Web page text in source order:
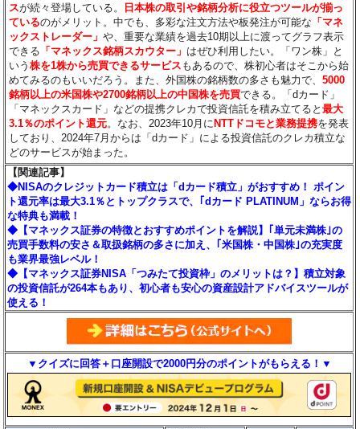
スが続々登場している。
日本株の取引や銘柄分析に役立つツールが揃っ
ているのがメリット。中でも、多彩な注文方法や板発注が可能な 「マネ
ックストレーダー」や、重要な業績を過去10期以上に渡ってグラフ表示
できる 「マネックス銘柄スカウター」 はぜひ利用したい。「ワン株」と
いう株を1株から売買できるサービス もあるので、株初心者はそこから始
めてみるのもいいだろう。また、外国株の銘柄数の多さも魅力で、5000
銘柄以上の米国株や2700銘柄以上の中国株を売買できる。「dカード」
「マネックスカード」などの提携クレカで投資信託を積み立てると最大
3.1％のポイント還元。なお、2023年10月に NTTドコモと業務提携を発表
しており、2024年7月からは「dカード」による投資信託のクレカ積立な
どのサービスが始まった。
【関連記事】
◆NISAのクレジットカード積立は「dカード積立」がおすすめ！ ポイン
ト還元率は最大3.1％とトップクラスで、｢dカード PLATINUM」ならお得
な特典も満載！
◆【マネックス証券の特徴とおすすめポイントを解説】｢単元未満株｣の
売買手数料の安さ＆取扱銘柄の多さに加え、｢米国株・中国株｣の充実度
も業界最強レベル！
◆【マネックス証券NISA「つみたて投資枠」のメリットは？】積立対象
の投資信託が264本もあり、初心者も安心の資産設計アドバイスツールが
使える！
▼クイズに回答＋口座開設で2000円分のポイントがもらえる！▼